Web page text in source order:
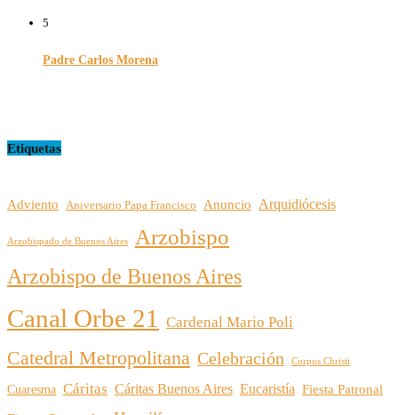
5
Padre Carlos Morena
Etiquetas
Adviento Aniversario Papa Francisco Anuncio Arquidiócesis
Arzobispado de Buenos Aires Arzobispo
Arzobispo de Buenos Aires
Canal Orbe 21 Cardenal Mario Poli
Catedral Metropolitana Celebración Corpus Christi
Cuaresma Cáritas Cáritas Buenos Aires Eucaristía Fiesta Patronal